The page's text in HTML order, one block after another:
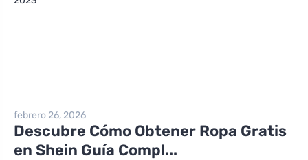
febrero 26, 2026
Descubre Cómo Obtener Ropa Gratis
en Shein Guía Compl...